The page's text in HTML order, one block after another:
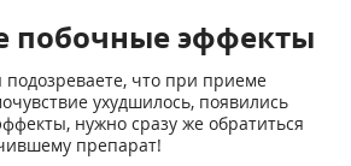
побочные эффекты
что при приеме
ухудшилось, появились
нужно сразу же обратиться
препарат!